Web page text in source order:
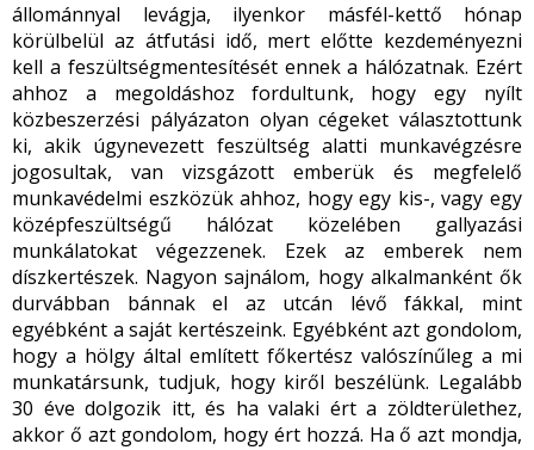
állománnyal levágja, ilyenkor másfél-kettő hónap
körülbelül az átfutási idő, mert előtte kezdeményezni
kell a feszültségmentesítését ennek a hálózatnak. Ezért
ahhoz a megoldáshoz fordultunk, hogy egy nyílt
közbeszerzési pályázaton olyan cégeket választottunk
ki, akik úgynevezett feszültség alatti munkavégzésre
jogosultak, van vizsgázott emberük és megfelelő
munkavédelmi eszközük ahhoz, hogy egy kis-, vagy egy
középfeszültségű hálózat közelében gallyazási
munkálatokat végezzenek. Ezek az emberek nem
díszkertészek. Nagyon sajnálom, hogy alkalmanként ők
durvábban bánnak el az utcán lévő fákkal, mint
egyébként a saját kertészeink. Egyébként azt gondolom,
hogy a hölgy által említett főkertész valószínűleg a mi
munkatársunk, tudjuk, hogy kiről beszélünk. Legalább
30 éve dolgozik itt, és ha valaki ért a zöldterülethez,
akkor ő azt gondolom, hogy ért hozzá. Ha ő azt mondja,